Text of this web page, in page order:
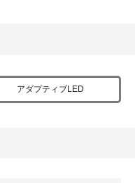
アダプティブLED